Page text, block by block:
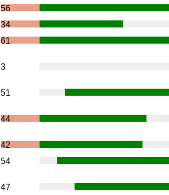
56
34
61
3
51
44
42
54
47